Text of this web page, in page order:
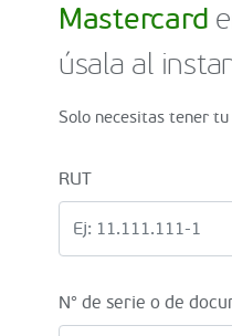
Mastercard
úsala al
Solo necesitas tener
RUT
N° de serie o de